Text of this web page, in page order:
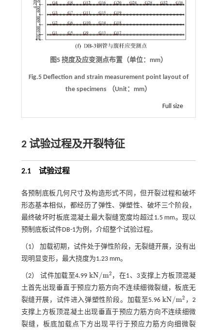
图5 挠度及应变测点布置（单位：mm）
Fig.5 Deflection and strain measurement point layout of
the specimens （Unit：mm）
Full size
2 试验过程及开裂特征
2.1试验过程
各预制底板几何尺寸及构造形式不同，但开裂过程和破坏
形态基本相似，都经历了弹性、弹塑性、破坏三个阶段，
最终破坏时板底混凝土最大裂缝宽度均超过1.5 mm。现以
预制底板试件DB-1为例，介绍整个试验过程。
（1） 加载初期，试件处于弹性阶段，无裂缝开展，没有出
现明显变形，最大挠度为1.23 mm。
（2） 试件加载至4.99 kN/m2
kN/ m2
，在1、3支撑上方板顶混凝
土首先出现垂直于预应力筋方向不连续细微裂缝，板底无
裂缝开展，试件进入弹塑性阶段。加载至5.96 kN/m2
kN/ m2
，2
支撑上方板顶混凝土出现垂直于预应力筋方向不连续细微
裂缝，板底加载点下方出现平行于预应力筋方向细微裂